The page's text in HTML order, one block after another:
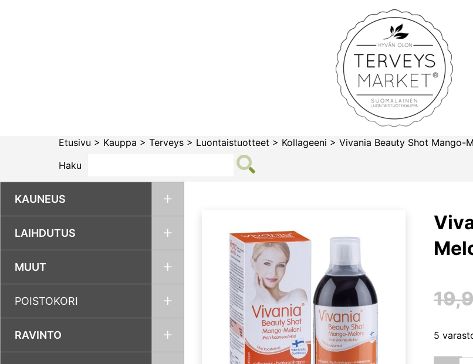
Terveysmarket
Etusivu > Kauppa > Terveys > Luontaistuotteet > Kollageeni > Vivania Beauty Shot Mango-
Haku
KAUNEUS
LAIHDUTUS
MUUT
POISTOKORI
RAVINTO 5